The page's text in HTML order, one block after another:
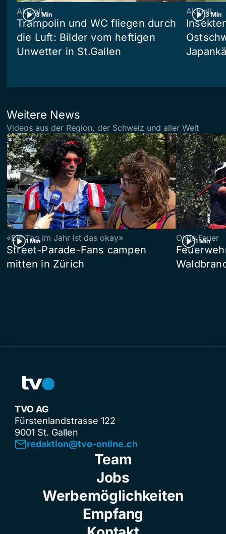
3 Min
Aktuell
Trampolin und WC fliegen durch
die Luft: Bilder vom heftigen
Unwetter in St.Gallen
3 Min
Aktuell
Weitere News
Videos aus der Region, der Schweiz und aller Welt
1 Min
«Ein Tag im Jahr ist das okay»
Street-Parade-Fans campen
mitten in Zürich
1 Min
Ohne Feuer
TVO AG
Fürstenlandstrasse 122
9001 St. Gallen
redaktion@tvo-online.ch
Team
Jobs
Werbemöglichkeiten
Empfang